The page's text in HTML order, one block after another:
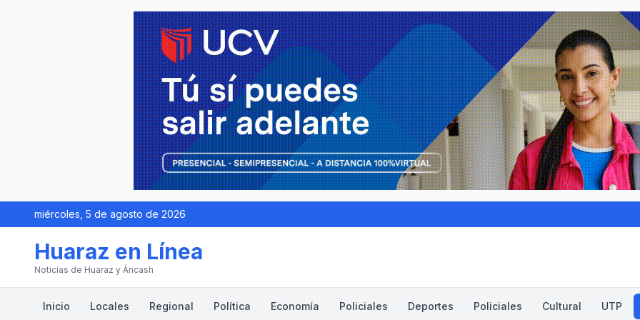
miércoles, 5 de agosto de 2026
Huaraz en Línea
Noticias de Huaraz y Áncash
Inicio Locales Regional Política Economía Policiales Deportes Policiales Cultural UTP